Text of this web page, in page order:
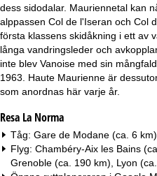
dess sidodalar. Mauriennetal kan
alppassen Col de l'Iseran och Col
första klassens skidåkning i ett av
långa vandringsleder och
inte blev Vanoise med sin
1963. Haute Maurienne är
som anordnas här varje år.
Resa La Norma
Tåg: Gare de Modane (ca. 6 km)
Flyg: Chambéry-Aix les Bains
Grenoble (ca. 190 km), Lyon